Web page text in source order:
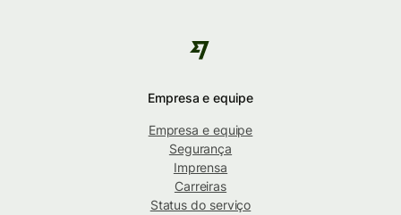
Empresa e equipe
Empresa e equipe
Segurança
Imprensa
Carreiras
Status do serviço